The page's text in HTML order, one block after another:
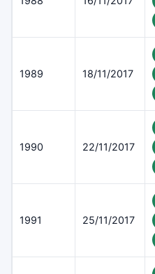
1989 18/11/2017
1990 22/11/2017
1991 25/11/2017